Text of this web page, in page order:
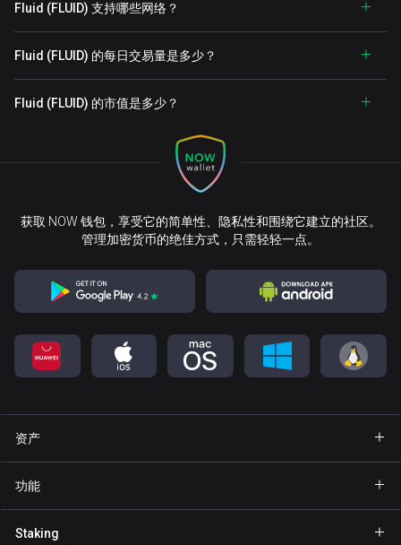
Fluid (FLUID) 支持哪些网络？
Fluid (FLUID) 的每日交易量是多少？
Fluid (FLUID) 的市值是多少？
获取 NOW 钱包，享受它的简单性、隐私性和围绕它建立的社区。
管理加密货币的绝佳方式，只需轻轻一点。
资产
钱包 Binance Coin
功能
Staking